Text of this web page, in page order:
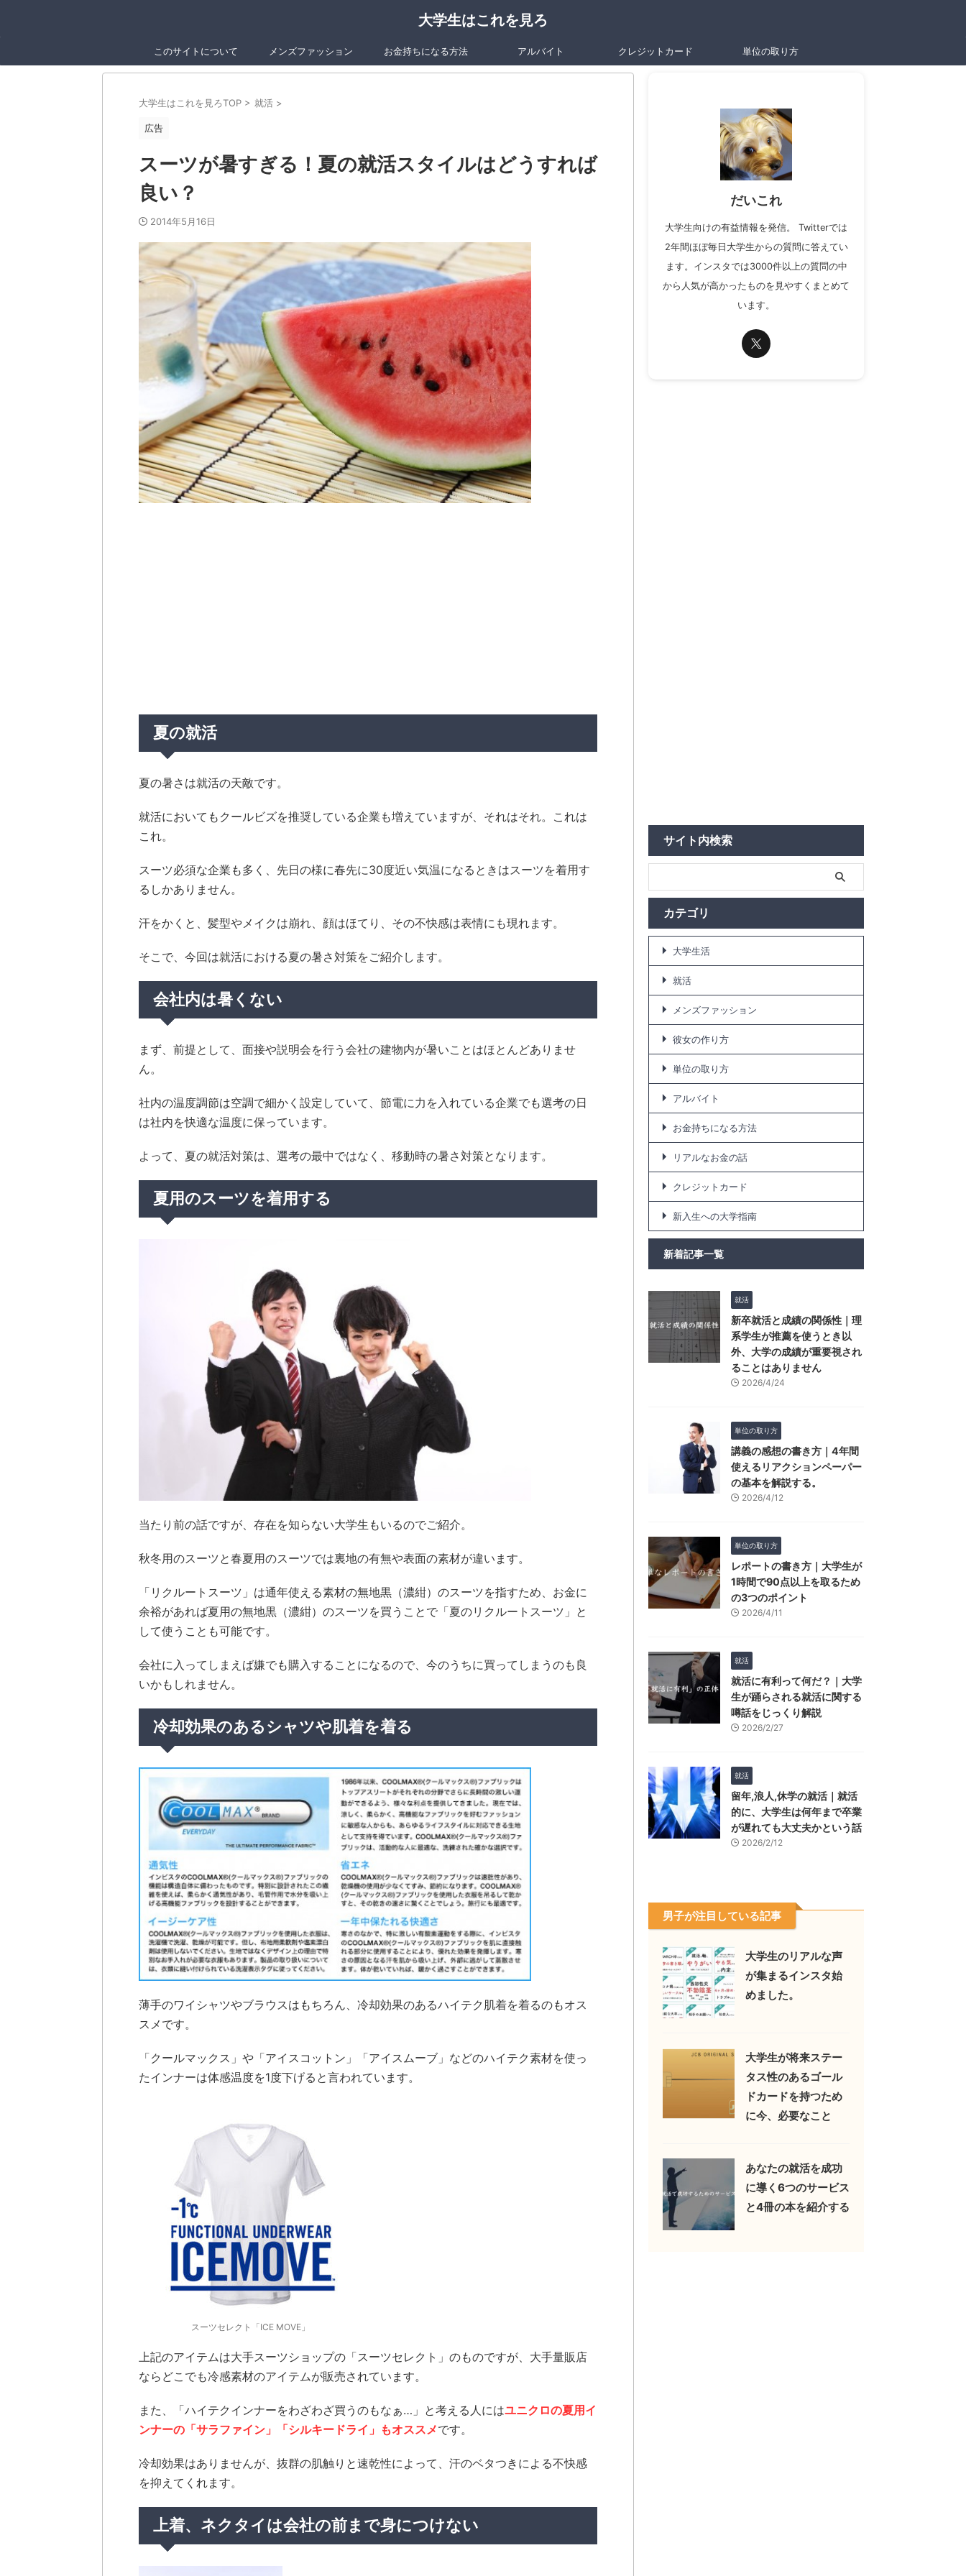
大学生はこれを見ろ
このサイトについて メンズファッション お金持ちになる方法 アルバイト クレジットカード 単位の取り方
大学生はこれを見ろTOP > 就活 >
広告
スーツが暑すぎる！夏の就活スタイルはどうすれば
良い？
2014年5月16日
夏の就活
夏の暑さは就活の天敵です。
就活においてもクールビズを推奨している企業も増えていますが、それはそれ。これは
これ。
スーツ必須な企業も多く、先日の様に春先に30度近い気温になるときはスーツを着用す
るしかありません。
汗をかくと、髪型やメイクは崩れ、顔はほてり、その不快感は表情にも現れます。
そこで、今回は就活における夏の暑さ対策をご紹介します。
会社内は暑くない
まず、前提として、面接や説明会を行う会社の建物内が暑いことはほとんどありませ
ん。
社内の温度調節は空調で細かく設定していて、節電に力を入れている企業でも選考の日
は社内を快適な温度に保っています。
よって、夏の就活対策は、選考の最中ではなく、移動時の暑さ対策となります。
夏用のスーツを着用する
当たり前の話ですが、存在を知らない大学生もいるのでご紹介。
秋冬用のスーツと春夏用のスーツでは裏地の有無や表面の素材が違います。
「リクルートスーツ」は通年使える素材の無地黒（濃紺）のスーツを指すため、お金に
余裕があれば夏用の無地黒（濃紺）のスーツを買うことで「夏のリクルートスーツ」と
して使うことも可能です。
会社に入ってしまえば嫌でも購入することになるので、今のうちに買ってしまうのも良
いかもしれません。
冷却効果のあるシャツや肌着を着る
薄手のワイシャツやブラウスはもちろん、冷却効果のあるハイテク肌着を着るのもオス
スメです。
「クールマックス」や「アイスコットン」「アイスムーブ」などのハイテク素材を使っ
たインナーは体感温度を1度下げると言われています。
スーツセレクト「ICE MOVE」
上記のアイテムは大手スーツショップの「スーツセレクト」のものですが、大手量販店
ならどこでも冷感素材のアイテムが販売されています。
また、「ハイテクインナーをわざわざ買うのもなぁ…」と考える人にはユニクロの夏用イ
ンナーの「サラファイン」「シルキードライ」もオススメです。
冷却効果はありませんが、抜群の肌触りと速乾性によって、汗のベタつきによる不快感
を抑えてくれます。
上着、ネクタイは会社の前まで身につけない
だいこれ
大学生向けの有益情報を発信。 Twitterでは
2年間ほぼ毎日大学生からの質問に答えてい
ます。インスタでは3000件以上の質問の中
から人気が高かったものを見やすくまとめて
います。
サイト内検索
カテゴリ
大学生活
就活
メンズファッション
彼女の作り方
単位の取り方
アルバイト
お金持ちになる方法
リアルなお金の話
クレジットカード
新入生への大学指南
新着記事一覧
就活
新卒就活と成績の関係性｜理
系学生が推薦を使うとき以
外、大学の成績が重要視され
ることはありません
2026/4/24
単位の取り方
講義の感想の書き方｜4年間
使えるリアクションペーパー
の基本を解説する。
2026/4/12
単位の取り方
レポートの書き方｜大学生が
1時間で90点以上を取るため
の3つのポイント
2026/4/11
就活
就活に有利って何だ？｜大学
生が踊らされる就活に関する
噂話をじっくり解説
2026/2/27
就活
留年,浪人,休学の就活｜就活
的に、大学生は何年まで卒業
が遅れても大丈夫かという話
2026/2/12
男子が注目している記事
大学生のリアルな声
が集まるインスタ始
めました。
大学生が将来ステー
タス性のあるゴール
ドカードを持つため
に今、必要なこと
あなたの就活を成功
に導く6つのサービス
と4冊の本を紹介する